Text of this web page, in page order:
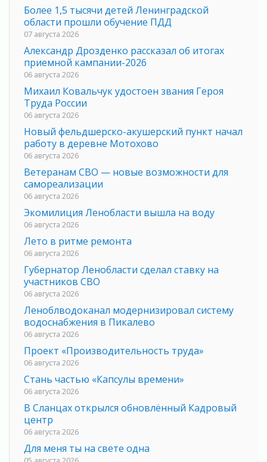
Более 1,5 тысячи детей Ленинградской
области прошли обучение ПДД
07 августа 2026
Александр Дрозденко рассказал об итогах
приемной кампании-2026
06 августа 2026
Михаил Ковальчук удостоен звания Героя
Труда России
06 августа 2026
Новый фельдшерско-акушерский пункт начал
работу в деревне Мотохово
06 августа 2026
Ветеранам СВО — новые возможности для
самореализации
06 августа 2026
Экомилиция Ленобласти вышла на воду
06 августа 2026
Лето в ритме ремонта
06 августа 2026
Губернатор Ленобласти сделал ставку на
участников СВО
06 августа 2026
Леноблводоканал модернизировал систему
водоснабжения в Пикалево
06 августа 2026
Проект «Производительность труда»
06 августа 2026
Стань частью «Капсулы времени»
06 августа 2026
В Сланцах открылся обновлённый Кадровый
центр
06 августа 2026
Для меня ты на свете одна